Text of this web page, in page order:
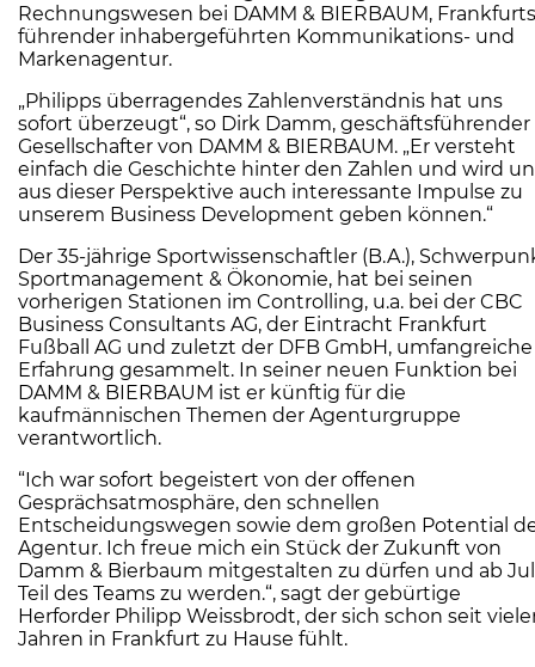
Rechnungswesen bei DAMM & BIERBAUM, Frankfurts
führender inhabergeführten Kommunikations- und
Markenagentur.
„Philipps überragendes Zahlenverständnis hat uns
sofort überzeugt“, so Dirk Damm, geschäftsführender
Gesellschafter von DAMM & BIERBAUM. „Er versteht
einfach die Geschichte hinter den Zahlen und wird
aus dieser Perspektive auch interessante Impulse zu
unserem Business Development geben können.“
Der 35-jährige Sportwissenschaftler (B.A.),
Sportmanagement & Ökonomie, hat bei seinen
vorherigen Stationen im Controlling, u.a. bei der CBC
Business Consultants AG, der Eintracht Frankfurt
Fußball AG und zuletzt der DFB GmbH, umfangreiche
Erfahrung gesammelt. In seiner neuen Funktion bei
DAMM & BIERBAUM ist er künftig für die
kaufmännischen Themen der Agenturgruppe
verantwortlich.
“Ich war sofort begeistert von der offenen
Gesprächsatmosphäre, den schnellen
Entscheidungswegen sowie dem großen Potential
Agentur. Ich freue mich ein Stück der Zukunft von
Damm & Bierbaum mitgestalten zu dürfen und ab
Teil des Teams zu werden.“, sagt der gebürtige
Herforder Philipp Weissbrodt, der sich schon seit
Jahren in Frankfurt zu Hause fühlt.